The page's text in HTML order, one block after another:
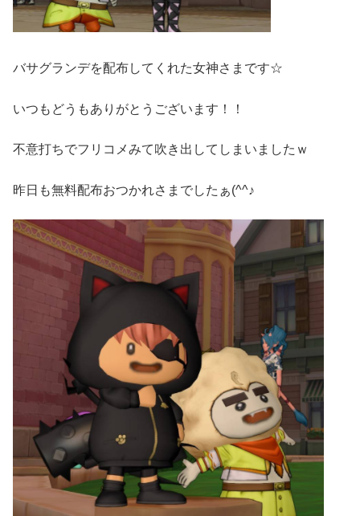
バサグランデを配布してくれた女神さまです☆
いつもどうもありがとうございます！！
不意打ちでフリコメみて吹き出してしまいましたｗ
昨日も無料配布おつかれさまでしたぁ(^^♪